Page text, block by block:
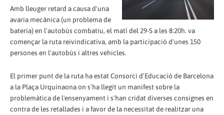
Amb lleuger retard a causa d'una
avaria mecànica (un problema de
bateria) en l'autobús combatiu, el matí del 29-S a les 8:20h. va
començar la ruta reivindicativa, amb la participació d'unes 150
persones en l'autobús i altres vehicles.
El primer punt de la ruta ha estat Consorci d’Educació de Barcelona
a la Plaça Urquinaona on s'ha llegit un manifest sobre la
problemàtica de l'ensenyament i s'han cridat diverses consignes en
contra de les retallades i a favor de la necessitat de realitzar una